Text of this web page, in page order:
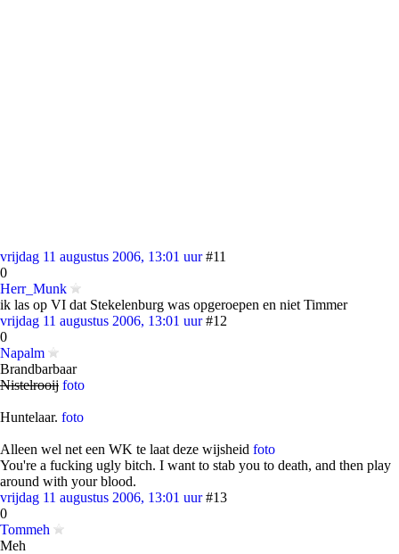
vrijdag 11 augustus 2006, 13:01 uur #11
0
Herr_Munk
ik las op VI dat Stekelenburg was opgeroepen en niet Timmer
vrijdag 11 augustus 2006, 13:01 uur #12
0
Napalm
Brandbarbaar
Nistelrooij foto
Huntelaar. foto
Alleen wel net een WK te laat deze wijsheid foto
You're a fucking ugly bitch. I want to stab you to death, and then play
around with your blood.
vrijdag 11 augustus 2006, 13:01 uur #13
0
Tommeh
Meh